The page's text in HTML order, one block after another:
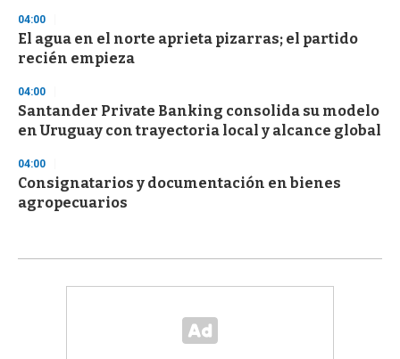
04:00
El agua en el norte aprieta pizarras; el partido
recién empieza
04:00
Santander Private Banking consolida su modelo
en Uruguay con trayectoria local y alcance global
04:00
Consignatarios y documentación en bienes
agropecuarios